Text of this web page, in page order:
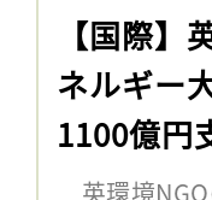
【国際
ネルギー
1100億円
英環境